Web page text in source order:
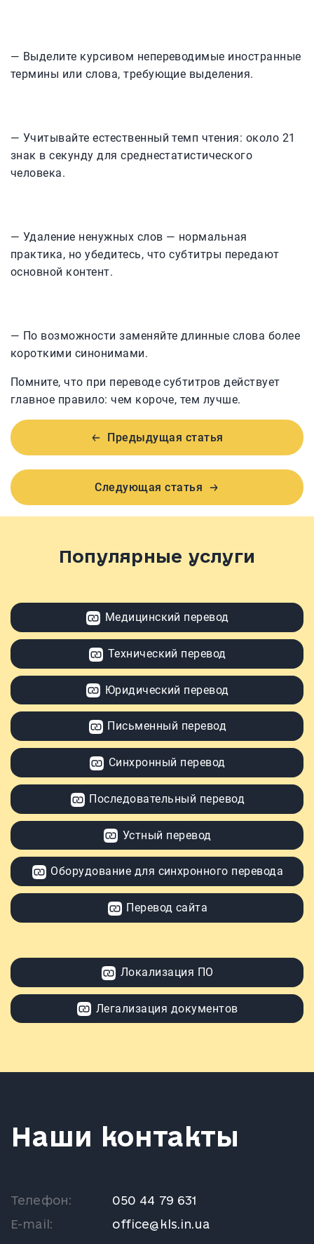
— Выделите курсивом непереводимые иностранные
термины или слова, требующие выделения.
— Учитывайте естественный темп чтения: около 21
знак в секунду для среднестатистического
человека.
— Удаление ненужных слов — нормальная
практика, но убедитесь, что субтитры передают
основной контент.
— По возможности заменяйте длинные слова более
короткими синонимами.
Помните, что при переводе субтитров действует
главное правило: чем короче, тем лучше.
Предыдущая статья
Следующая статья
Популярные услуги
Медицинский перевод
Технический перевод
Юридический перевод
Письменный перевод
Синхронный перевод
Последовательный перевод
Устный перевод
Оборудование для синхронного перевода
Перевод сайта
Локализация ПО
Легализация документов
Наши контакты
Телефон:
050 44 79 631
E-mail:
office@kls.in.ua